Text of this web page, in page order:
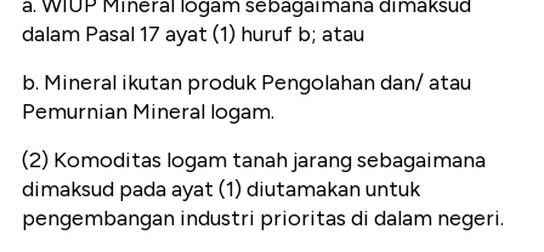
dalam Pasal 17 ayat (1) huruf b; atau
b. Mineral ikutan produk Pengolahan dan/ atau
Pemurnian Mineral logam.
(2) Komoditas logam tanah jarang sebagaimana
dimaksud pada ayat (1) diutamakan untuk
pengembangan industri prioritas di dalam negeri.